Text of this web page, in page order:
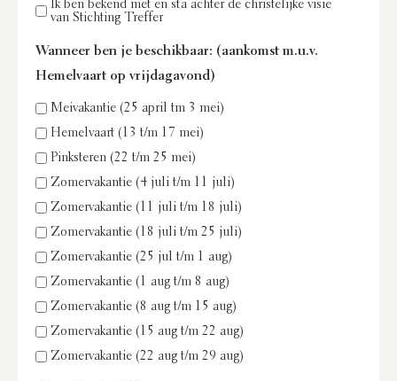
Ik ben bekend met en sta achter de christelijke visie
van Stichting Treffer
Wanneer ben je beschikbaar: (aankomst m.u.v.
Hemelvaart op vrijdagavond)
Meivakantie (25 april tm 3 mei)
Hemelvaart (13 t/m 17 mei)
Pinksteren (22 t/m 25 mei)
Zomervakantie (4 juli t/m 11 juli)
Zomervakantie (11 juli t/m 18 juli)
Zomervakantie (18 juli t/m 25 juli)
Zomervakantie (25 jul t/m 1 aug)
Zomervakantie (1 aug t/m 8 aug)
Zomervakantie (8 aug t/m 15 aug)
Zomervakantie (15 aug t/m 22 aug)
Zomervakantie (22 aug t/m 29 aug)